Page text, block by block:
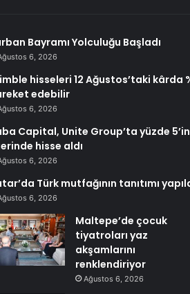
Bayramı Yolculuğu Başladı
6, 2026
hisseleri 12 Ağustos’taki kârda
edebilir
6, 2026
Capital, Unite Group’ta yüzde 5’in
hisse aldı
6, 2026
Türk mutfağının tanıtımı
6, 2026
Maltepe’de çocuk
tiyatroları yaz
akşamlarını
renklendiriyor
Ağustos 6, 2026